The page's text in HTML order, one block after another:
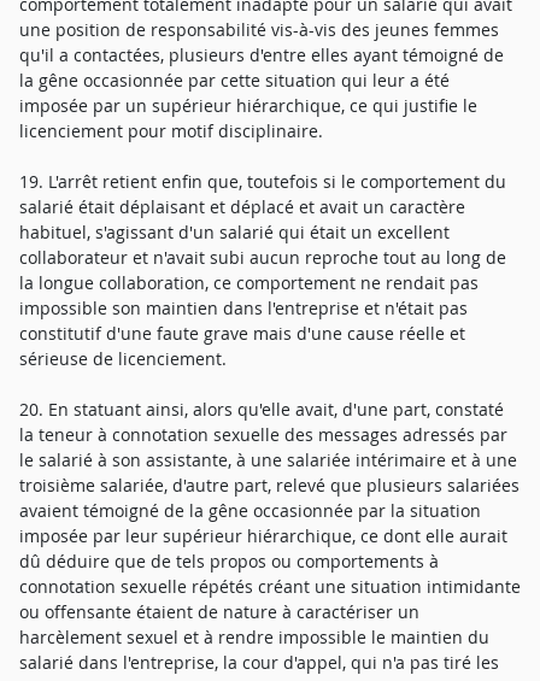
une position de responsabilité vis-à-vis des jeunes femmes
qu'il a contactées, plusieurs d'entre elles ayant témoigné de
la gêne occasionnée par cette situation qui leur a été
imposée par un supérieur hiérarchique, ce qui justifie le
licenciement pour motif disciplinaire.
19. L'arrêt retient enfin que, toutefois si le comportement du
salarié était déplaisant et déplacé et avait un caractère
habituel, s'agissant d'un salarié qui était un excellent
collaborateur et n'avait subi aucun reproche tout au long de
la longue collaboration, ce comportement ne rendait pas
impossible son maintien dans l'entreprise et n'était pas
constitutif d'une faute grave mais d'une cause réelle et
sérieuse de licenciement.
20. En statuant ainsi, alors qu'elle avait, d'une part, constaté
la teneur à connotation sexuelle des messages adressés par
le salarié à son assistante, à une salariée intérimaire et à une
troisième salariée, d'autre part, relevé que plusieurs salariées
avaient témoigné de la gêne occasionnée par la situation
imposée par leur supérieur hiérarchique, ce dont elle aurait
dû déduire que de tels propos ou comportements à
connotation sexuelle répétés créant une situation intimidante
ou offensante étaient de nature à caractériser un
harcèlement sexuel et à rendre impossible le maintien du
salarié dans l'entreprise, la cour d'appel, qui n'a pas tiré les